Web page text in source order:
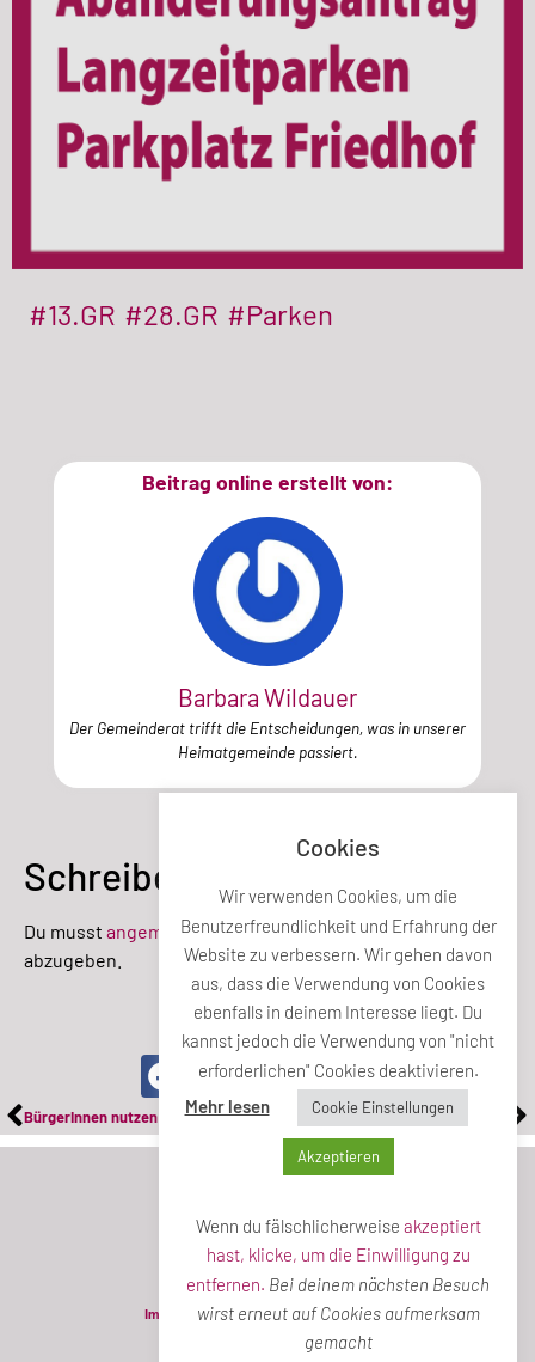
#13.GR #28.GR #Parken
Schreibe einen Kommentar
Du musst angemeldetsein, um einen Kommentar
abzugeben.
Beitrag online erstellt von:
Barbara Wildauer
Der Gemeinderat trifft die Entscheidungen, was in unserer
Heimatgemeinde passiert.
Teile diesen Beitrag
BürgerInnen nutzen Grünflächen
Impressum Datenschutzerklärung
Cookies
Wir verwenden Cookies, um die
Benutzerfreundlichkeit und Erfahrung der
Website zu verbessern. Wir gehen davon
aus, dass die Verwendung von Cookies
ebenfalls in deinem Interesse liegt. Du
kannst jedoch die Verwendung von "nicht
erforderlichen" Cookies deaktivieren.
Mehr lesen
Cookie Einstellungen
Akzeptieren
Wenn du fälschlicherweise akzeptiert
hast, klicke, um die Einwilligung zu
entfernen. Bei deinem nächsten Besuch
wirst erneut auf Cookies aufmerksam
gemacht